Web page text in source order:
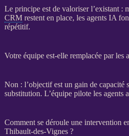
Le principe est de valoriser l’existant :
CRMrestent en place, les agents IA
répétitif.
Votre équipe est-elle remplacée par les
Non : l’objectif est un gain de capacité
substitution. L’équipe pilote les agents
Comment se déroule une intervention
Thibault-des-Vignes ?